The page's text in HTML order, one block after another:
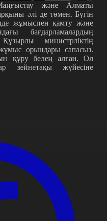
және Алматы
әлі де төмен. Бүгін
жұмыспен қамту және
бағдарламалардың
министрліктің
орындары сапасыз.
құру белең алған. Ол
зейнетақы жүйесіне